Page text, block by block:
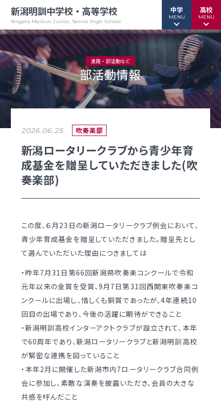
新潟明訓中学校・高等学校
Niigata Meikun Junior, Senior High School
中学
MENU
緊急情報 お問い合わせ
教育方針
中高一貫グランドデザイン
学校案内
（デジタルパンフ）
入試情報
募集要項・
入学検査実施状況
オープンスクール等
学校生活
日々の学習サイクル
高校
MENU
緊急情報 お問い合わせ
教育方針
明訓について
明訓の学び GSC
入学案内
インターネット出願
募集要項
入学検査実施状況
諸経費
入試日程・手続き文書
高校オープンスクール
進路・部活動など
部活動情報
2026.06.25 吹奏楽部
新潟ロータリークラブから青少年育
成基金を贈呈していただきました(吹
奏楽部)
この度、６月23日の新潟ロータリークラブ例会において、
青少年育成基金を贈呈していただきました。贈呈先とし
て選んでいただいた理由につきましては
・昨年7月31日第66回新潟県吹奏楽コンクールで令和
元年以来の金賞を受賞、9月7日第31回西関東吹奏楽コ
ンクールに出場し、惜しくも銅賞であったが、4年連続10
回目の出場であり、今後の活躍に期待ができること
・新潟明訓高校インターアクトクラブが設立されて、本年
で60周年であり、新潟ロータリークラブと新潟明訓高校
が緊密な連携を図っていること
・本年2月に開催した新潟市内7ロータリークラブ合同例
会に参加し、素敵な演奏を披露いただき、会員の大きな
共感を呼んだこと